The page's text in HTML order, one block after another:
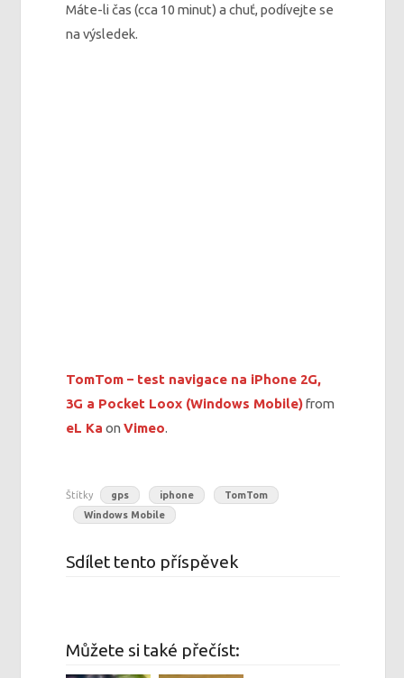
Máte-li čas (cca 10 minut) a chuť, podívejte se
na výsledek.
TomTom – test navigace na iPhone 2G,
3G a Pocket Loox (Windows Mobile)from
eL Ka onVimeo.
Štítky gps iphone
TomTom
Windows Mobile
Sdílet tento příspěvek
Můžete si také přečíst: